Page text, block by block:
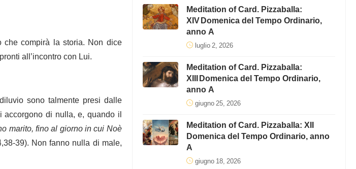
compirà la storia. Non dice
all’incontro con Lui.
sono talmente presi dalle
di nulla, e, quando il
marito, fino al giorno in cui Noè
39). Non fanno nulla di male,
Meditation of Card. Pizzaballa:
XIV Domenica del Tempo Ordinario,
anno A
luglio 2, 2026
Meditation of Card. Pizzaballa:
XIII Domenica del Tempo Ordinario,
anno A
giugno 25, 2026
Meditation of Card. Pizzaballa: XII
Domenica del Tempo Ordinario, anno
A
giugno 18, 2026